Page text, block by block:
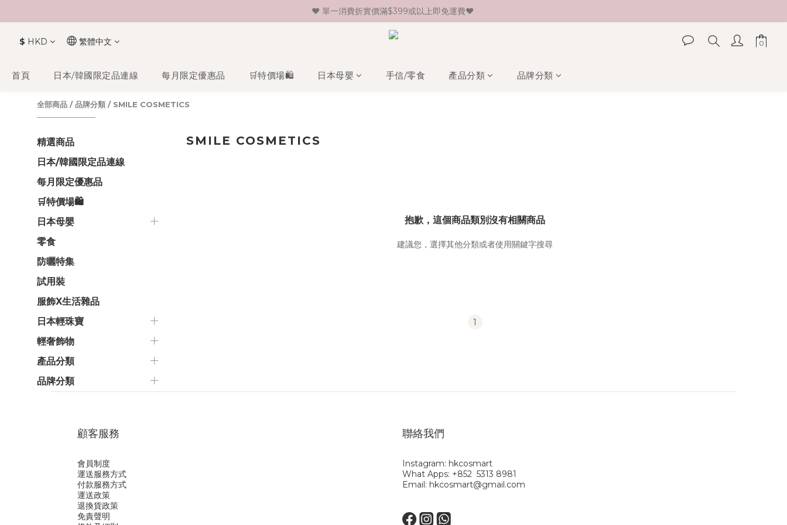
♥ 新會員登記即送HK$30 現金卷♥
♥ 單一消費折實價滿$399或以上即免運費♥
♥ 新會員登記即送HK$30 現金卷♥
$ HKD 繁體中文
首頁 日本/韓國限定品連線 每月限定優惠品 🛒特價場🛍️ 日本母嬰 手信/零食 產品分類 品牌分類
全部商品 /品牌分類 / SMILE COSMETICS
精選商品
日本/韓國限定品連線
每月限定優惠品
🛒特價場🛍️
日本母嬰
零食
防曬特集
試用裝
服飾X生活雜品
日本輕珠寶
輕奢飾物
產品分類
品牌分類
SMILE COSMETICS
抱歉，這個商品類別沒有相關商品
建議您，選擇其他分類或者使用關鍵字搜尋
1
顧客服務
會員制度
運送服務方式
付款服務方式
運送政策
退換貨政策
免責聲明
聯絡我們
Instagram: hkcosmart
What Apps: +852 5313 8981
Email: hkcosmart@gmail.com